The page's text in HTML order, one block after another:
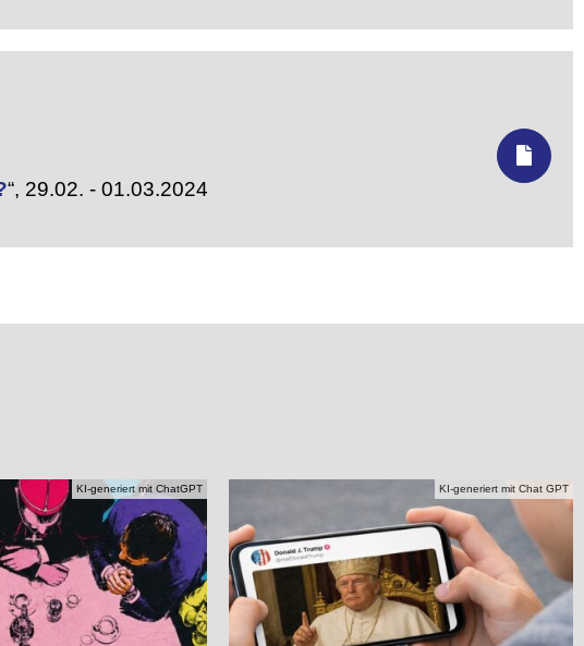
“, 29.02. - 01.03.2024
KI-generiert mit ChatGPT KI-generiert mit Chat GPT